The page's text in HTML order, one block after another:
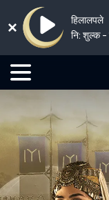
हिलालपले
नि: शुल्क -